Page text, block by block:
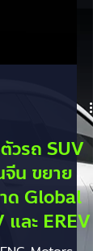
วรถ SUV
น ขยาย
ด Global